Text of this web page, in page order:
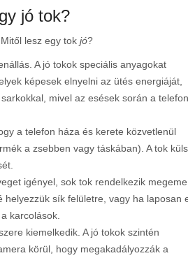
jó tok?
lesz egy tok jó?
A jó tokok speciális anyagokat
képesek elnyelni az ütés energiáját,
mivel az esések során a telefon
a telefon háza és kerete közvetlenül
a zsebben vagy táskában). A tok
igényel, sok tok rendelkezik
sík felületre, vagy ha laposan
karcolások.
kiemelkedik. A jó tokok szintén
körül, hogy megakadályozzák a